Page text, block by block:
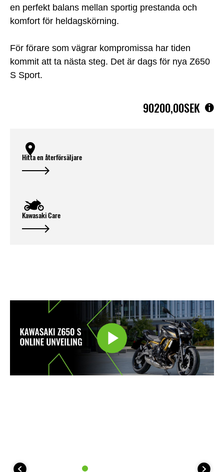
en perfekt balans mellan sportig prestanda och
komfort för heldagskörning.
För förare som vägrar kompromissa har tiden
kommit att ta nästa steg. Det är dags för nya Z650
S Sport.
90200,00SEK
Hitta en återförsäljare
Kawasaki Care